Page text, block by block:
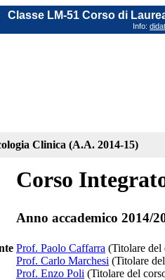
Classe LM-51 Corso di
Info:
Clinica (A.A. 2014-15)
Corso
Anno accademico 2014/
Prof. Paolo Caffarra (Titolare del
Prof. Carlo Marchesi (Titolare
Prof. Enzo Poli (Titolare del